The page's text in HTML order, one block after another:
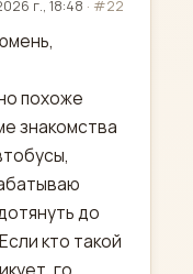
г., 18:48 · #22
похоже
знакомства
до
кто такой